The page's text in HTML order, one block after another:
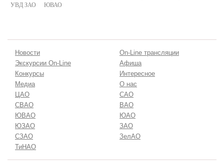
УВД ЗАО
ЮВАО
Новости
On-Line трансляции
Экскурсии On-Line
Афиша
Конкурсы
Интересное
Медиа
О нас
ЦАО
САО
СВАО
ВАО
ЮВАО
ЮАО
ЮЗАО
ЗАО
СЗАО
ЗелАО
ТиНАО